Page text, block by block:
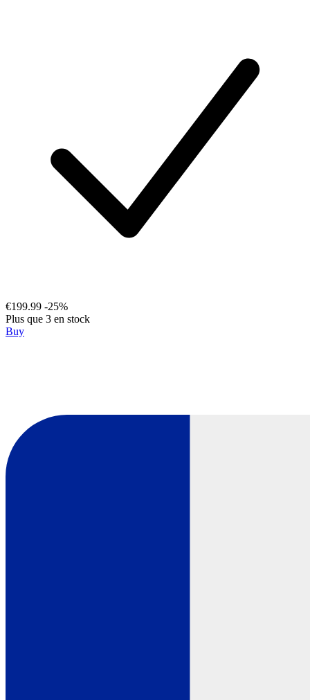
€199.99 -25%
Plus que 3 en stock
Buy